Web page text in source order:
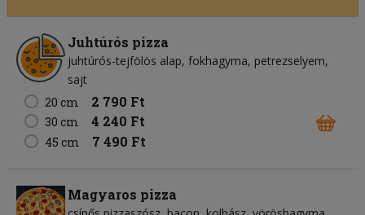
Juhtúrós pizza
juhtúrós-tejfölös alap fokhagyma petrezselyem
sajt
20 cm
2 790 Ft
30 cm 4 240 Ft
45 cm 7 490 Ft
Magyaros pizza